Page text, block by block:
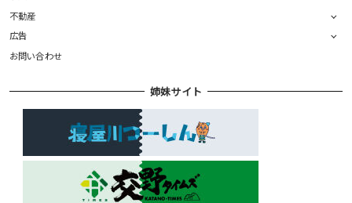
不動産
広告
お問い合わせ
姉妹サイト